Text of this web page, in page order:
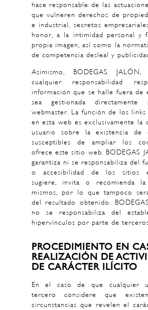
hace responsable de las
que vulneren derechos de
e industrial, secretos
honor, a la intimidad personal y
propia imagen, así como la
de competencia desleal y
Asimismo, BODEGAS
cualquier responsabilidad
información que se halle fuera de
sea gestionada directamente
webmaster. La función de los links
en esta web es exclusivamente la
usuario sobre la existencia de
susceptibles de ampliar los
ofrece este sitio web. BODEGAS
garantiza ni se responsabiliza del
o accesibilidad de los sitios
sugiere, invita o recomienda
mismos, por lo que tampoco
del resultado obtenido.
no se responsabiliza del
hipervínculos por parte de
PROCEDIMIENTO EN
REALIZACIÓN DE
DE CARÁCTER ILÍCITO
En el caso de que cualquier
tercero considere que
circunstancias que revelen el